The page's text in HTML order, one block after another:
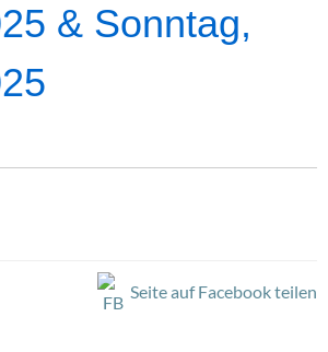
& Sonntag,
Seite auf Facebook teilen